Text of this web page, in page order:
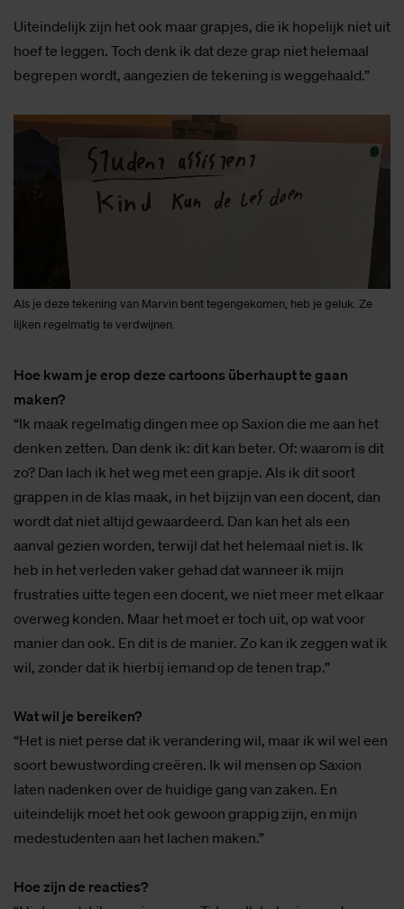
Uiteindelijk zijn het ook maar grapjes, die ik hopelijk niet uit
hoef te leggen. Toch denk ik dat deze grap niet helemaal
begrepen wordt, aangezien de tekening is weggehaald.”
Als je deze tekening van Marvin bent tegengekomen, heb je geluk. Ze
lijken regelmatig te verdwijnen.
Hoe kwam je erop deze cartoons überhaupt te gaan
maken?
“Ik maak regelmatig dingen mee op Saxion die me aan het
denken zetten. Dan denk ik: dit kan beter. Of: waarom is dit
zo? Dan lach ik het weg met een grapje. Als ik dit soort
grappen in de klas maak, in het bijzijn van een docent, dan
wordt dat niet altijd gewaardeerd. Dan kan het als een
aanval gezien worden, terwijl dat het helemaal niet is. Ik
heb in het verleden vaker gehad dat wanneer ik mijn
frustraties uitte tegen een docent, we niet meer met elkaar
overweg konden. Maar het moet er toch uit, op wat voor
manier dan ook. En dit is de manier. Zo kan ik zeggen wat ik
wil, zonder dat ik hierbij iemand op de tenen trap.”
Wat wil je bereiken?
“Het is niet perse dat ik verandering wil, maar ik wil wel een
soort bewustwording creëren. Ik wil mensen op Saxion
laten nadenken over de huidige gang van zaken. En
uiteindelijk moet het ook gewoon grappig zijn, en mijn
medestudenten aan het lachen maken.”
Hoe zijn de reacties?